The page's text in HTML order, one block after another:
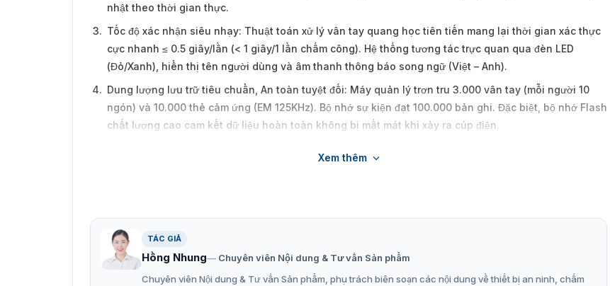
nhật theo thời gian thực.
Tốc độ xác nhận siêu nhạy: Thuật toán xử lý vân tay quang học tiên tiến mang lại thời gian xác thực
cực nhanh ≤ 0.5 giây/lần (< 1 giây/1 lần chấm công). Hệ thống tương tác trực quan qua đèn LED
(Đỏ/Xanh), hiển thị tên người dùng và âm thanh thông báo song ngữ (Việt – Anh).
Dung lượng lưu trữ tiêu chuẩn, An toàn tuyệt đối: Máy quản lý trơn tru 3.000 vân tay (mỗi người 10
ngón) và 10.000 thẻ cảm ứng (EM 125KHz). Bộ nhớ sự kiện đạt 100.000 bản ghi. Đặc biệt, bộ nhớ Flash
chất lượng cao cam kết dữ liệu hoàn toàn không bị mất mát khi xảy ra cúp điện.
Nhà ăn công nghiệp, Bếp ăn tập thể
Chuỗi F&B, Cửa hàng đa chi nhánh
Xưởng sản xuất, Công trường
Xem thêm
TÁC GIẢ
Hồng Nhung
Chuyên viên Nội dung & Tư vấn Sản phẩm
Chuyên viên Nội dung & Tư vấn Sản phẩm, phụ trách biên soạn các nội dung về thiết bị an ninh, chấm